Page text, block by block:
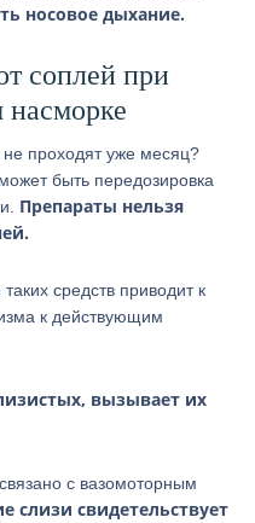
носовое дыхание.
соплей при
насморке
проходят уже месяц?
быть передозировка
Препараты нельзя
средств приводит к
к действующим
вызывает их
с вазомоторным
слизи свидетельствует